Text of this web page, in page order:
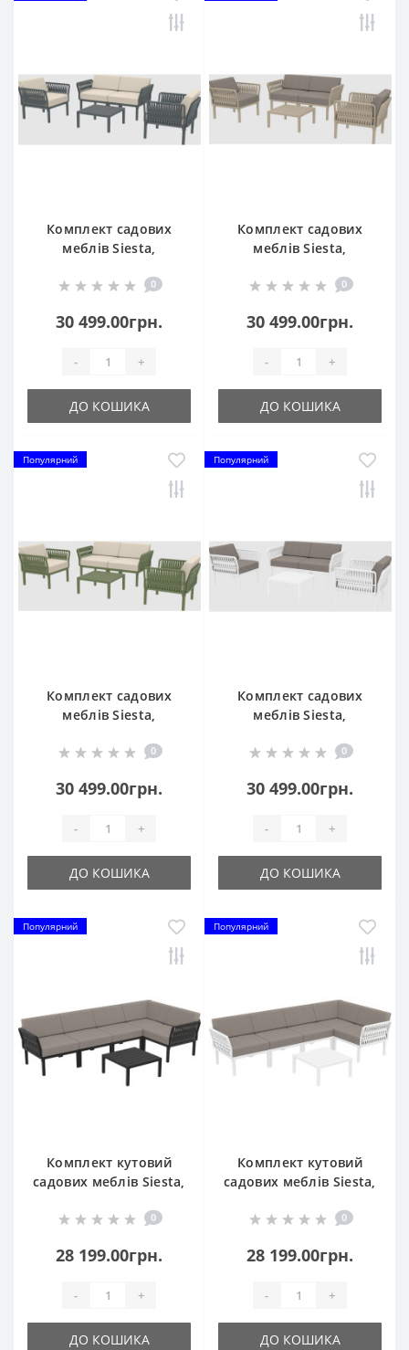
Комплект садових
меблів Siesta,
Dark Grey
0
30 499.00грн.
- +
ДО КОШИКА
Комплект садових
меблів Siesta,
Taupe
0
30 499.00грн.
- +
ДО КОШИКА
Популярний
Комплект садових
меблів Siesta,
Olive Green 0
30 499.00грн.
- +
ДО КОШИКА
Популярний
Комплект садових
меблів Siesta,
White
0
30 499.00грн.
- +
ДО КОШИКА
Популярний
Комплект кутовий
садових меблів Siesta,
Black
0
28 199.00грн.
- +
ДО КОШИКА
Популярний
Комплект кутовий
садових меблів Siesta,
White
0
28 199.00грн.
- +
ДО КОШИКА